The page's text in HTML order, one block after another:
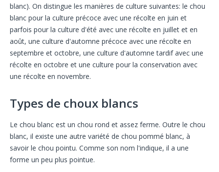
blanc). On distingue les manières de culture suivantes: le chou
blanc pour la culture précoce avec une récolte en juin et
parfois pour la culture d'été avec une récolte en juillet et en
août, une culture d'automne précoce avec une récolte en
septembre et octobre, une culture d'automne tardif avec une
récolte en octobre et une culture pour la conservation avec
une récolte en novembre.
Types de choux blancs
Le chou blanc est un chou rond et assez ferme. Outre le chou
blanc, il existe une autre variété de chou pommé blanc, à
savoir le chou pointu. Comme son nom l'indique, il a une
forme un peu plus pointue.